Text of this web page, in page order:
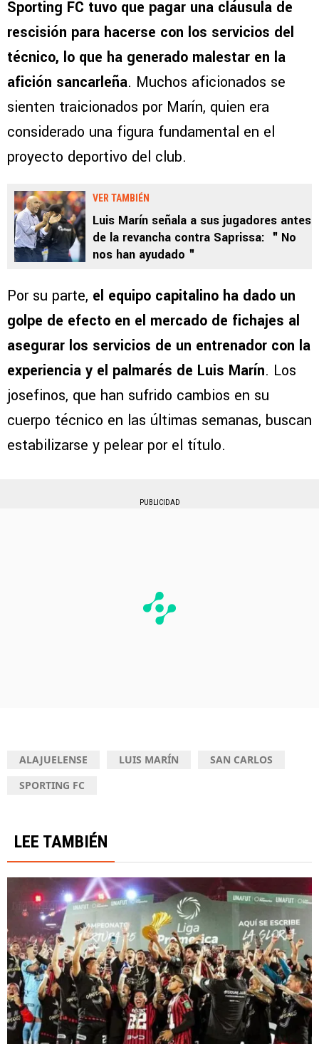
Sporting FC tuvo que pagar una cláusula de
rescisión para hacerse con los servicios del
técnico, lo que ha generado malestar en la
afición sancarleña. Muchos aficionados se
sienten traicionados por Marín, quien era
considerado una figura fundamental en el
proyecto deportivo del club.
VER TAMBIÉN
Luis Marín señala a sus jugadores antes
de la revancha contra Saprissa: ＂No
nos han ayudado＂
Por su parte, el equipo capitalino ha dado un
golpe de efecto en el mercado de fichajes al
asegurar los servicios de un entrenador con la
experiencia y el palmarés de Luis Marín. Los
josefinos, que han sufrido cambios en su
cuerpo técnico en las últimas semanas, buscan
estabilizarse y pelear por el título.
PUBLICIDAD
ALAJUELENSE LUIS MARÍN
SAN CARLOS
SPORTING FC
LEE TAMBIÉN